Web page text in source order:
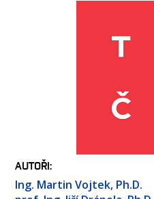
AUTOŘI
Ing. Martin Vojtek, Ph.D.